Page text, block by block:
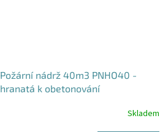
Požární nádrž 40m3 PNHO40 -
hranatá k obetonování
Skladem